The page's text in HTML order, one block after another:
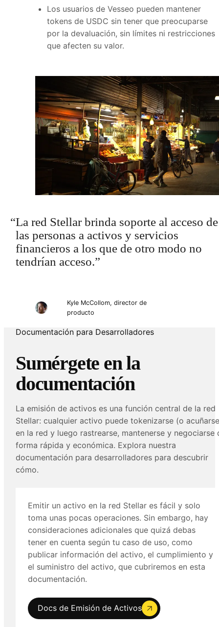
Los usuarios de Vesseo pueden mantener
tokens de USDC sin tener que preocuparse
por la devaluación, sin límites ni restricciones
que afecten su valor.
La red Stellar brinda soporte al acceso de
las personas a activos y servicios
financieros a los que de otro modo no
tendrían acceso.
Kyle McCollom, director de
producto
Documentación para Desarrolladores
Sumérgete en la
documentación
La emisión de activos es una función central de la red
Stellar: cualquier activo puede tokenizarse (o
en la red y luego rastrearse, mantenerse y negociarse
forma rápida y económica. Explora nuestra
documentación para desarrolladores para descubrir
cómo.
Emitir un activo en la red Stellar es fácil y solo
toma unas pocas operaciones. Sin embargo, hay
consideraciones adicionales que quizá debas
tener en cuenta según tu caso de uso, como
publicar información del activo, el cumplimiento y
el suministro del activo, que cubriremos en esta
documentación.
Docs de Emisión de Activos